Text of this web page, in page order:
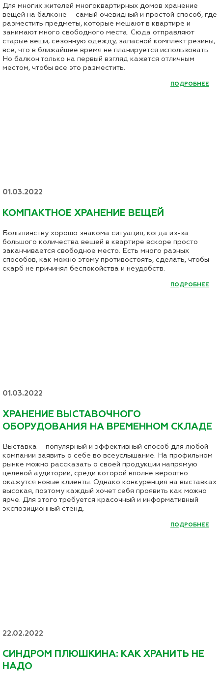
Для многих жителей многоквартирных домов хранение
вещей на балконе – самый очевидный и простой способ, где
разместить предметы, которые мешают в квартире и
занимают много свободного места. Сюда отправляют
старые вещи, сезонную одежду, запасной комплект резины,
все, что в ближайшее время не планируется использовать.
Но балкон только на первый взгляд кажется отличным
местом, чтобы все это разместить.
ПОДРОБНЕЕ
01.03.2022
КОМПАКТНОЕ ХРАНЕНИЕ ВЕЩЕЙ
Большинству хорошо знакома ситуация, когда из-за
большого количества вещей в квартире вскоре просто
заканчивается свободное место. Есть много разных
способов, как можно этому противостоять, сделать, чтобы
скарб не причинял беспокойства и неудобств.
ПОДРОБНЕЕ
01.03.2022
ХРАНЕНИЕ ВЫСТАВОЧНОГО
ОБОРУДОВАНИЯ НА ВРЕМЕННОМ СКЛАДЕ
Выставка – популярный и эффективный способ для любой
компании заявить о себе во всеуслышание. На профильном
рынке можно рассказать о своей продукции напрямую
целевой аудитории, среди которой вполне вероятно
окажутся новые клиенты. Однако конкуренция на выставках
высокая, поэтому каждый хочет себя проявить как можно
ярче. Для этого требуется красочный и информативный
экспозиционный стенд.
ПОДРОБНЕЕ
22.02.2022
СИНДРОМ ПЛЮШКИНА: КАК ХРАНИТЬ НЕ
НАДО